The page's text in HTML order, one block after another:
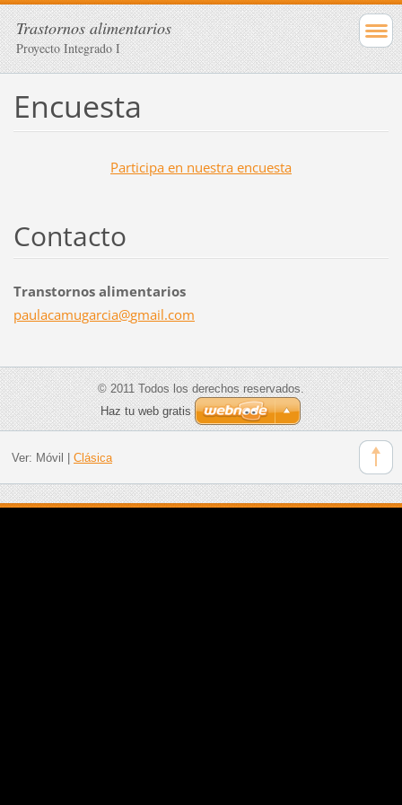
Trastornos alimentarios
Proyecto Integrado I
Encuesta
Participa en nuestra encuesta
Contacto
Transtornos alimentarios
paulacamugarcia@gmail.com
© 2011 Todos los derechos reservados.
Haz tu web gratis
Ver: Móvil Clásica